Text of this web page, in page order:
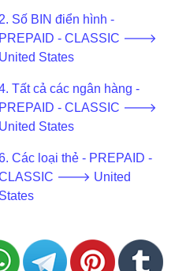
2. Số BIN điển hình -
PREPAID - CLASSIC 🡒
United States
Tất cả các ngân hàng -
PREPAID - CLASSIC 🡒
United States
Các loại thẻ - PREPAID -
🡒 United
States